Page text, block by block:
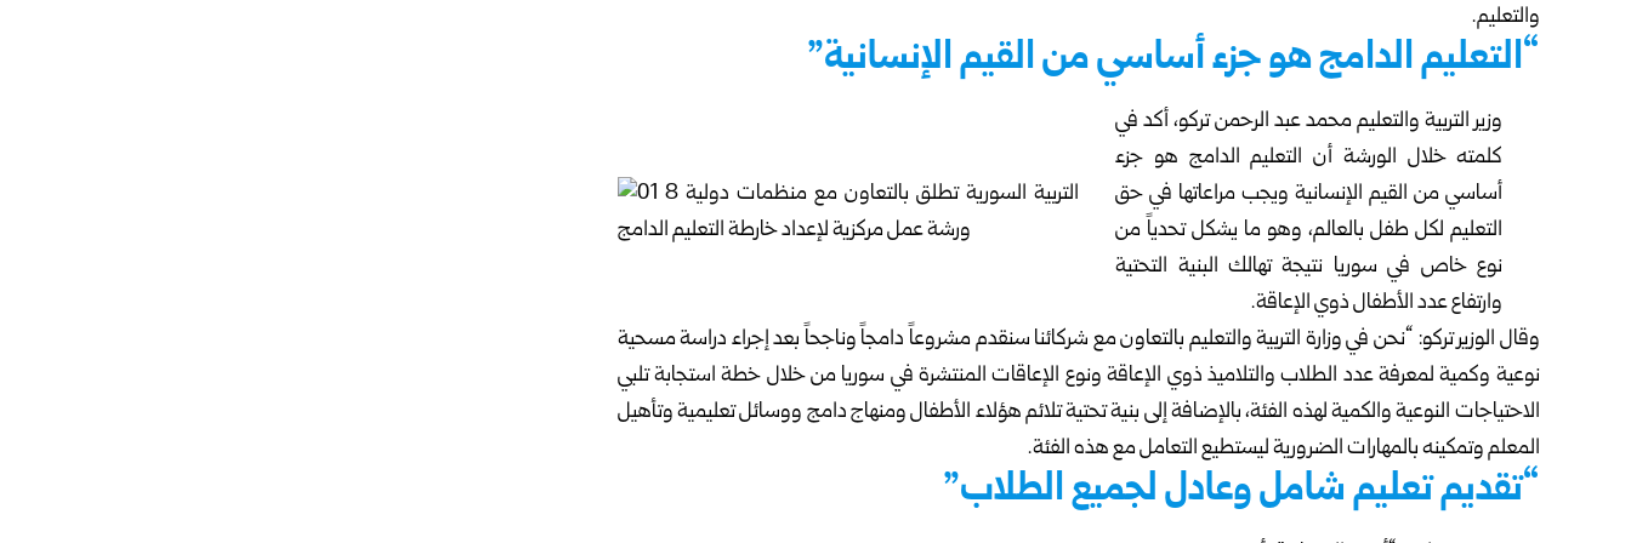
والتعليم.
“التعليم الدامج هو جزء أساسي من القيم الإنسانية”
وزير التربية والتعليم محمد عبد الرحمن تركو، أكد في
كلمته خلال الورشة أن التعليم الدامج هو جزء
أساسي من القيم الإنسانية ويجب مراعاتها في حق
التعليم لكل طفل بالعالم، وهو ما يشكل تحدياً من
نوع خاص في سوريا نتيجة تهالك البنية التحتية
وارتفاع عدد الأطفال ذوي الإعاقة.
وقال الوزيرتركو: “نحن في وزارة التربية والتعليم بالتعاون مع شركائنا سنقدم مشروعاً دامجاً وناجحاً بعد إجراء دراسة مسحية
نوعية وكمية لمعرفة عدد الطلاب والتلاميذ ذوي الإعاقة ونوع الإعاقات المنتشرة في سوريا من خلال خطة استجابة تلبي
الاحتياجات النوعية والكمية لهذه الفئة، بالإضافة إلى بنية تحتية تلائم هؤلاء الأطفال ومنهاج دامج ووسائل تعليمية وتأهيل
المعلم وتمكينه بالمهارات الضرورية ليستطيع التعامل مع هذه الفئة.
“تقديم تعليم شامل وعادل لجميع الطلاب”